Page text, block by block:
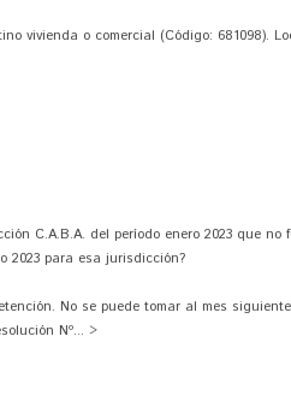
vivienda o comercial (Código: 681098).
C.A.B.A. del período enero 2023 que no
2023 para esa jurisdicción?
No se puede tomar al mes
Nº... >